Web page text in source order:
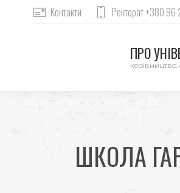
Контакти Ректорат +380 96
ПРО
керівництво,
ШКОЛА